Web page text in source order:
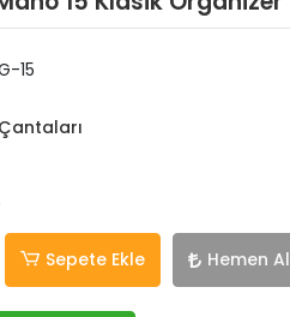
15
Sepete Ekle Hemen Al